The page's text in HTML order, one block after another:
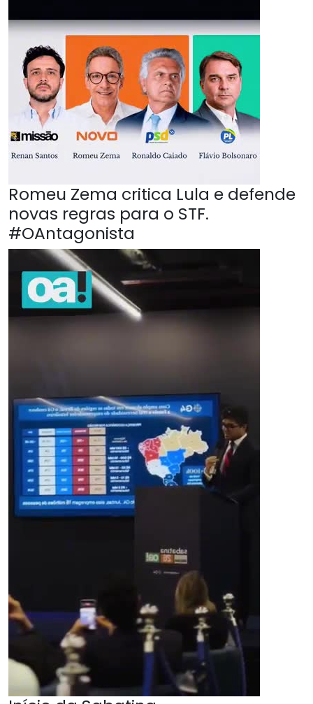
Romeu Zema critica Lula e defende
novas regras para o STF.
#OAntagonista